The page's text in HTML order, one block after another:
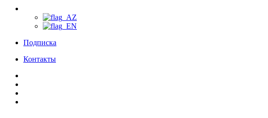
Подписка
Контакты